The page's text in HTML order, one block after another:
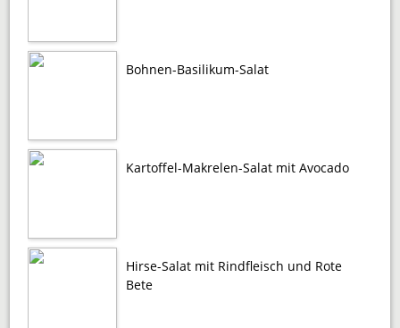
Bohnen-Basilikum-Salat
Kartoffel-Makrelen-Salat mit Avocado
Hirse-Salat mit Rindfleisch und Rote
Bete